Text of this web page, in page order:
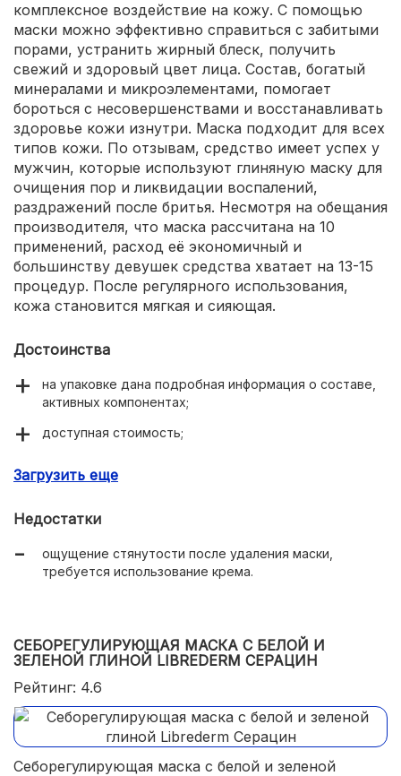
комплексное воздействие на кожу. С помощью
маски можно эффективно справиться с забитыми
порами, устранить жирный блеск, получить
свежий и здоровый цвет лица. Состав, богатый
минералами и микроэлементами, помогает
бороться с несовершенствами и восстанавливать
здоровье кожи изнутри. Маска подходит для всех
типов кожи. По отзывам, средство имеет успех у
мужчин, которые используют глиняную маску для
очищения пор и ликвидации воспалений,
раздражений после бритья. Несмотря на обещания
производителя, что маска рассчитана на 10
применений, расход её экономичный и
большинству девушек средства хватает на 13-15
процедур. После регулярного использования,
кожа становится мягкая и сияющая.
Достоинства
на упаковке дана подробная информация о составе,
активных компонентах;
доступная стоимость;
простая в нанесении;
заметный эффект после первого нанесения.
Загрузить еще
Недостатки
ощущение стянутости после удаления маски,
требуется использование крема.
СЕБОРЕГУЛИРУЮЩАЯ МАСКА С БЕЛОЙ И
ЗЕЛЕНОЙ ГЛИНОЙ LIBREDERM СЕРАЦИН
Рейтинг: 4.6
Себорегулирующая маска с белой и зеленой